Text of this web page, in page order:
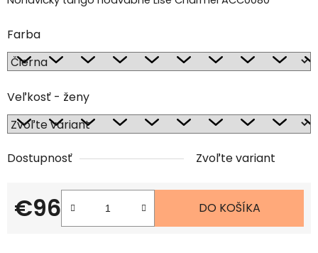
Farba
Veľkosť - ženy
Dostupnosť Zvoľte variant
€96
Jednotková cena:
DO KOŠÍKA